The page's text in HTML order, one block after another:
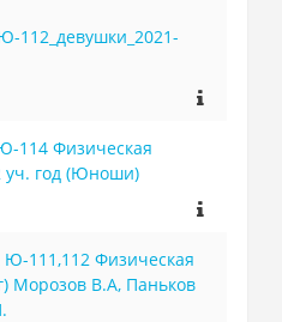
112_девушки_2021-
Физическая
уч. год (Юноши)
111,112 Физическая
Морозов В.А, Паньков